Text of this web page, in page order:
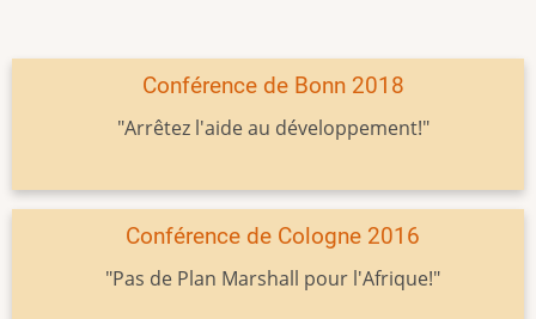
Conférence de Bonn 2018
"Arrêtez l'aide au développement!"
Conférence de Cologne 2016
"Pas de Plan Marshall pour l'Afrique!"